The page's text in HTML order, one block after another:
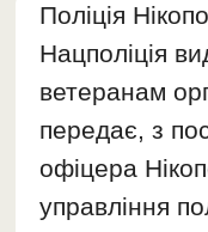
Поліція
Нацполіція
ветеранам
передає, з
офіцера
управління